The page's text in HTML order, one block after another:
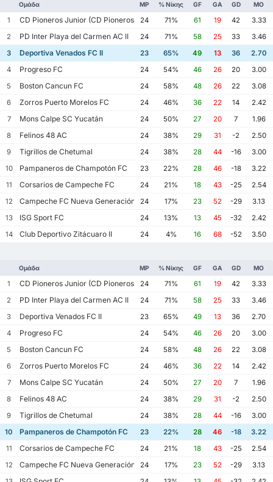
Ομάδα MP % Νίκης GF GA GD ΜΟ
1 CD Pioneros Junior (CD Pioneros de Cancún II)
24 71% 61 19 42
3.33
2
PD Inter Playa del Carmen AC II 24 71% 58 25 33
3.46
3
Deportiva Venados FC II 23 65% 49 13 36
2.70
4
Progreso FC 24 54% 46 26 20
3.00
5
Boston Cancun FC 24 58% 48 26 22
3.08
6
Zorros Puerto Morelos FC 24 46% 36 22 14
2.42
7
Mons Calpe SC Yucatán 24 50% 27 20 7
1.96
8
Felinos 48 AC 24 38% 29 31 -2
2.50
9
Tigrillos de Chetumal 24 38% 28 44 -16
3.00
10
Pampaneros de Champotón FC 23 22% 28 46 -18
3.22
11
Corsarios de Campeche FC 24 21% 18 43 -25
2.54
12
Campeche FC Nueva Generación 24 17% 23 52 -29
3.13
13
ISG Sport FC 24 13% 13 45 -32
2.42
14
Club Deportivo Zitácuaro II 24 4% 16 68 -52 3.50
Ομάδα MP % Νίκης GF GA GD ΜΟ
1 CD Pioneros Junior (CD Pioneros de Cancún II)
24 71% 61 19 42
3.33
2
PD Inter Playa del Carmen AC II 24 71% 58 25 33
3.46
3
Deportiva Venados FC II 23 65% 49 13 36
2.70
4
Progreso FC 24 54% 46 26 20
3.00
5
Boston Cancun FC 24 58% 48 26 22
3.08
6
Zorros Puerto Morelos FC 24 46% 36 22 14
2.42
7
Mons Calpe SC Yucatán 24 50% 27 20 7
1.96
8
Felinos 48 AC 24 38% 29 31 -2
2.50
9
Tigrillos de Chetumal 24 38% 28 44 -16
3.00
10
Pampaneros de Champotón FC 23 22% 28 46 -18
3.22
11
Corsarios de Campeche FC 24 21% 18 43 -25
2.54
12
Campeche FC Nueva Generación 24 17% 23 52 -29
3.13